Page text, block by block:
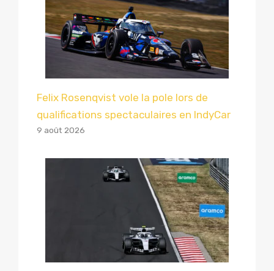
Felix Rosenqvist vole la pole lors de
qualifications spectaculaires en IndyCar
9 août 2026